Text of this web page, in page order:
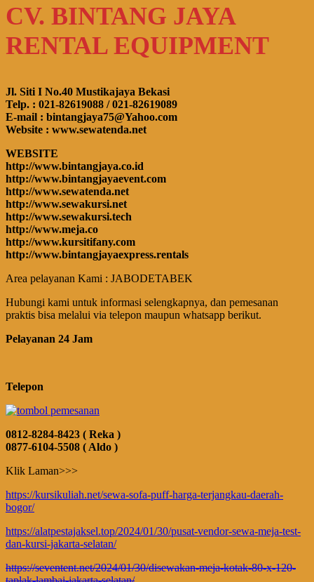
CV. BINTANG JAYA
RENTAL EQUIPMENT
Jl. Siti I No.40 Mustikajaya Bekasi
Telp. : 021-82619088 / 021-82619089
E-mail : bintangjaya75@Yahoo.com
Website : www.sewatenda.net
WEBSITE
http://www.bintangjaya.co.id
http://www.bintangjayaevent.com
http://www.sewatenda.net
http://www.sewakursi.net
http://www.sewakursi.tech
http://www.meja.co
http://www.kursitifany.com
http://www.bintangjayaexpress.rentals
Area pelayanan Kami : JABODETABEK
Hubungi kami untuk informasi selengkapnya, dan pemesanan
praktis bisa melalui via telepon maupun whatsapp berikut.
Pelayanan 24 Jam
Telepon
0812-8284-8423 ( Reka )
0877-6104-5508 ( Aldo )
Klik Laman>>>
https://kursikuliah.net/sewa-sofa-puff-harga-terjangkau-daerah-
bogor/
https://alatpestajaksel.top/2024/01/30/pusat-vendor-sewa-meja-test-
dan-kursi-jakarta-selatan/
https://seventent.net/2024/01/30/disewakan-meja-kotak-80-x-120-